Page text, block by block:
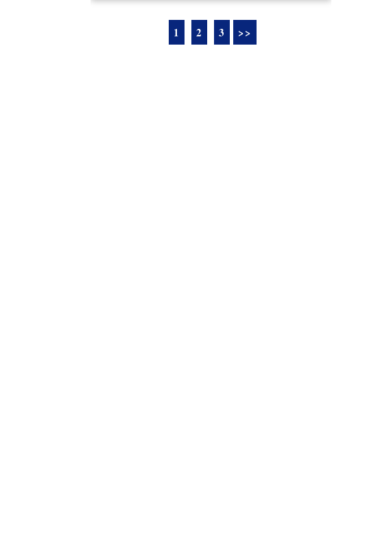
1 2 3 >>